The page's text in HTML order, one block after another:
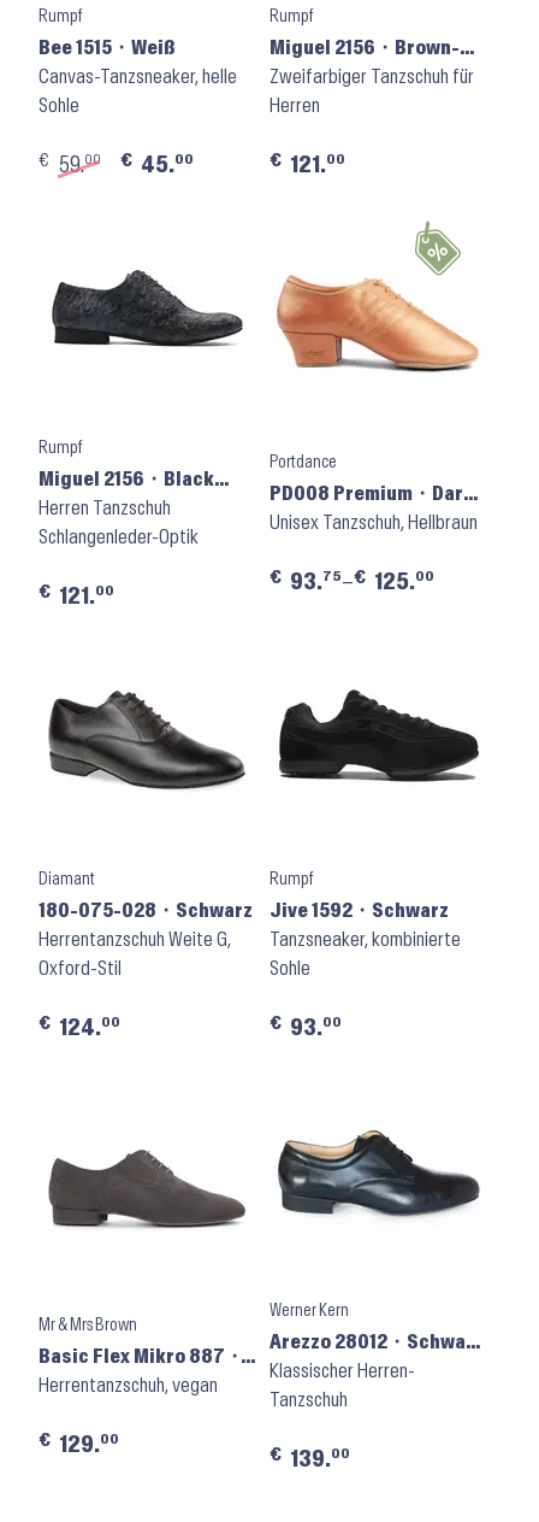
Rumpf
Bee 1515 ⬝ Weiß
Canvas-Tanzsneaker, helle
Sohle
€ 59.00 € 45.00
Rumpf
Miguel 2156 ⬝ Brown-
Beige
Zweifarbiger Tanzschuh für
Herren
€ 121.00
Rumpf
Miguel 2156 ⬝ Black
Snake
Herren Tanzschuh
Schlangenleder-Optik
€ 121.00
Portdance
PD008 Premium ⬝ Dark
Tan Leather
Unisex Tanzschuh, Hellbraun
€ 93.75–€ 125.00
Diamant
180-075-028 ⬝ Schwarz
Herrentanzschuh Weite G,
Oxford-Stil
€ 124.00
Rumpf
Jive 1592 ⬝ Schwarz
Tanzsneaker, kombinierte
Sohle
€ 93.00
Mr & Mrs Brown
Basic Flex Mikro 887 ⬝
grau
Herrentanzschuh, vegan
€ 129.00
Werner Kern
Arezzo 28012 ⬝ Schwarz
Nappa
Klassischer Herren-
Tanzschuh
€ 139.00